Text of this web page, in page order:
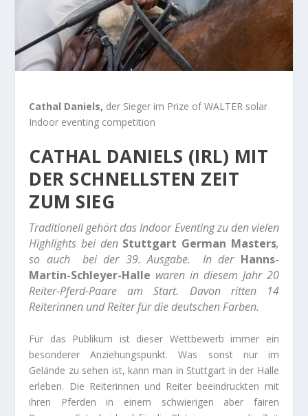
Cathal Daniels, der Sieger im Prize of WALTER solar
Indoor eventing competition
CATHAL DANIELS (IRL) MIT
DER SCHNELLSTEN ZEIT
ZUM SIEG
Traditionell gehört das Indoor Eventing zu den vielen
Highlights bei den Stuttgart German Masters,
so auch bei der 39. Ausgabe. In der Hanns-
Martin-Schleyer-Halle waren in diesem Jahr 20
Reiter-Pferd-Paare am Start. Davon ritten 14
Reiterinnen und Reiter für die deutschen Farben.
Für das Publikum ist dieser Wettbewerb immer ein
besonderer Anziehungspunkt. Was sonst nur im
Gelände zu sehen ist, kann man in Stuttgart in der Halle
erleben. Die Reiterinnen und Reiter beeindruckten mit
ihren Pferden in einem schwierigen aber fairen